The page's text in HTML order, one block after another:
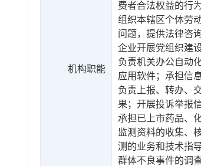
机构职能
费者合法权益的行
组织本辖区个体劳
问题，提供法律咨
企业开展党组织建
负责机关办公自动
应用软件；承担信
负责上报、转办、
果；开展投诉举报
承担已上市药品、
监测资料的收集、
测的业务和技术指
群体不良事件的调